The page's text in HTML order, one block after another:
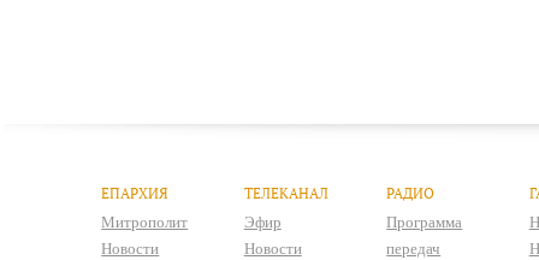
ЕПАРХИЯ
Митрополит
Новости
ТЕЛЕКАНАЛ
Эфир
Новости
РАДИО
Программа
передач